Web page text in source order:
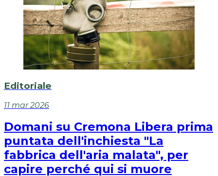
Editoriale
11 mar 2026
Domani su Cremona Libera prima
puntata dell'inchiesta "La
fabbrica dell'aria malata", per
capire perché qui si muore